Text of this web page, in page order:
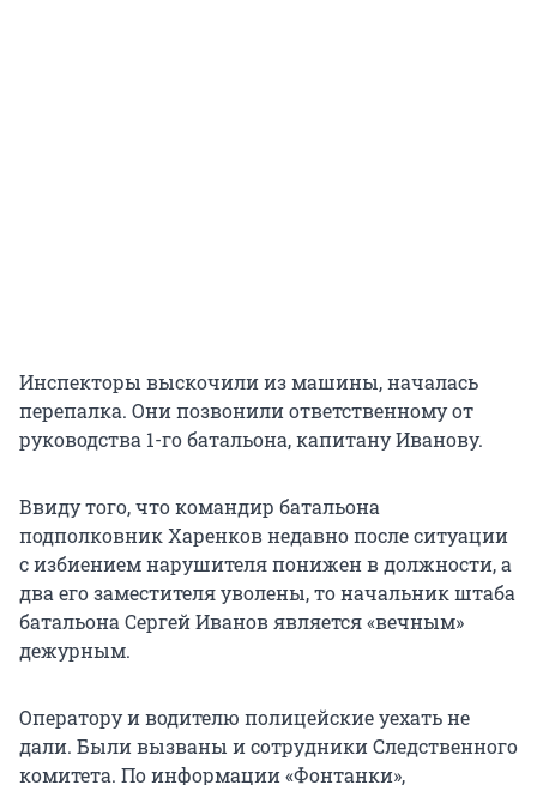
Инспекторы выскочили из машины, началась
перепалка. Они позвонили ответственному от
руководства 1-го батальона, капитану Иванову.
Ввиду того, что командир батальона
подполковник Харенков недавно после ситуации
с избиением нарушителя понижен в должности, а
два его заместителя уволены, то начальник штаба
батальона Сергей Иванов является «вечным»
дежурным.
Оператору и водителю полицейские уехать не
дали. Были вызваны и сотрудники Следственного
комитета. По информации «Фонтанки»,